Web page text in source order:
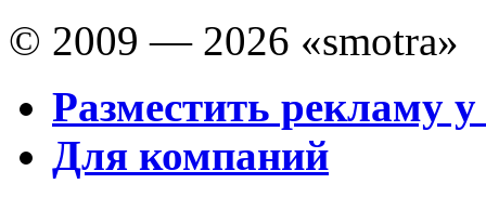
© 2009 — 2026 «smotra»
Разместить рекламу у
Для компаний